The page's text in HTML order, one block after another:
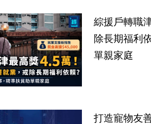
綜援戶轉職
除長期福利
單親家庭
打造寵物友